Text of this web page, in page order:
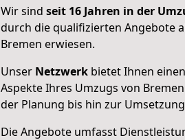
Wir sind seit 16 Jahren in der
durch die qualifizierten Angebote
Bremen erwiesen.
Unser Netzwerk bietet Ihnen
Aspekte Ihres Umzugs von
der Planung bis hin zur
Die Angebote umfasst